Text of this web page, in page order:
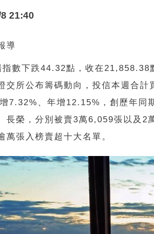
21:40
導
數下跌44.32點，收在 21,858.38
交所公布籌碼動向，投信本週合計
7.32%、年增12.15%，創歷年同
長榮，分別被賣3萬6,059張以及 2
萬張入榜賣超十大名單。